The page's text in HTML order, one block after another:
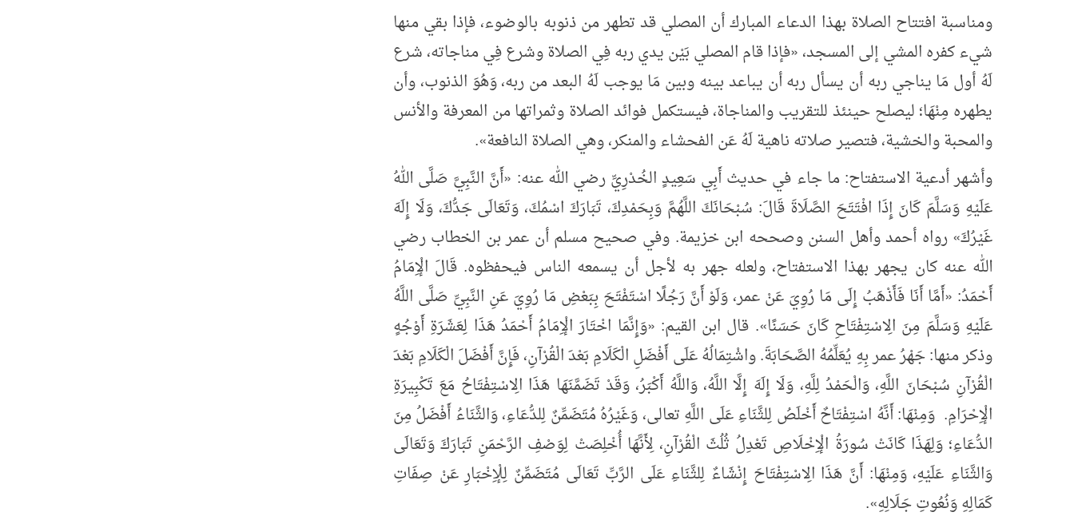
ومناسبة افتتاح الصلاة بهذا الدعاء المبارك أن المصلي قد تطهر من ذنوبه بالوضوء، فإذا بقي منها
شيء كفره المشي إلى المسجد،«فإذا قام المصلي بَيْن يدي ربه فِي الصلاة وشرع فِي مناجاته، شرع
لَهُ أول مَا يناجي ربه أن يسأل ربه أن يباعد بينه وبين مَا يوجب لَهُ البعد من ربه، وَهُوَ الذنوب، وأن
يطهره مِنْهَا؛ ليصلح حينئذ للتقريب والمناجاة، فيستكمل فوائد الصلاة وثمراتها من المعرفة والأنس
والمحبة والخشية، فتصير صلاته ناهية لَهُ عَن الفحشاء والمنكر، وهي الصلاة النافعة»
.
وأشهر أدعية الاستفتاح: ما جاء في حديث أَبِي سَعِيدٍ الخُدْرِيِّ رضي الله عنه: «أَنَّ النَّبِيَّ صَلَّى اللهُ
عَلَيْهِ وَسَلَّمَ كَانَ إِذَا افْتَتَحَ الصَّلَاةَ قَالَ: سُبْحَانَكَ اللَّهُمَّ وَبِحَمْدِكَ، تَبَارَكَ اسْمُكَ، وَتَعَالَى جَدُّكَ، وَلَا إِلَهَ
غَيْرُكَ»رواه أحمد وأهل السنن وصححه ابن خزيمة. وفي صحيح مسلم أن عمر بن الخطاب رضي
الله عنه كان يجهر بهذا الاستفتاح، ولعله جهر به لأجل أن يسمعه الناس فيحفظوه. قَالَ الْإِمَامُ
أَحْمَدُ: «أَمَّا أَنَا فَأَذْهَبُ إِلَى مَا رُوِيَ عَنْ عمر، وَلَوْ أَنَّ رَجُلًا اسْتَفْتَحَ بِبَعْضِ مَا رُوِيَ عَنِ النَّبِيِّ صَلَّى اللَّهُ
عَلَيْهِ وَسَلَّمَ مِنَ الِاسْتِفْتَاحِ كَانَ حَسَنًا». قال ابن القيم: «وَإِنَّمَا اخْتَارَ الْإِمَامُ أَحْمَدُ هَذَا لِعَشَرَةِ أَوْجُهٍ
وذكر منها: جَهْرُ عمر بِهِ يُعَلِّمُهُ الصَّحَابَةَ. واشْتِمَالُهُ عَلَى أَفْضَلِ الْكَلَامِ بَعْدَ الْقُرْآنِ، فَإِنَّ أَفْضَلَ الْكَلَامِ بَعْدَ
الْقُرْآنِ سُبْحَانَ اللَّهِ، وَالْحَمْدُ لِلَّهِ، وَلَا إِلَهَ إِلَّا اللَّهُ، وَاللَّهُ أَكْبَرُ، وَقَدْ تَضَمَّنَهَا هَذَا الِاسْتِفْتَاحُ مَعَ تَكْبِيرَةِ
الْإِحْرَامِ. وَمِنْهَا: أَنَّهُ اسْتِفْتَاحٌ أَخْلَصُ لِلثَّنَاءِ عَلَى اللَّهِ تعالى، وَغَيْرُهُ مُتَضَمِّنٌ لِلدُّعَاءِ، وَالثَّنَاءُ أَفْضَلُ مِنَ
الدُّعَاءِ؛ وَلِهَذَا كَانَتْ سُورَةُ الْإِخْلَاصِ تَعْدِلُ ثُلُثَ الْقُرْآنِ، لِأَنَّهَا أُخْلِصَتْ لِوَصْفِ الرَّحْمَنِ تَبَارَكَ وَتَعَالَى
وَالثَّنَاءِ عَلَيْهِ، وَمِنْهَا: أَنَّ هَذَا الِاسْتِفْتَاحَ إِنْشَاءٌ لِلثَّنَاءِ عَلَى الرَّبِّ تَعَالَى مُتَضَمِّنٌ لِلْإِخْبَارِ عَنْ صِفَاتِ
كَمَالِهِ وَنُعُوتِ جَلَالِهِ»
.